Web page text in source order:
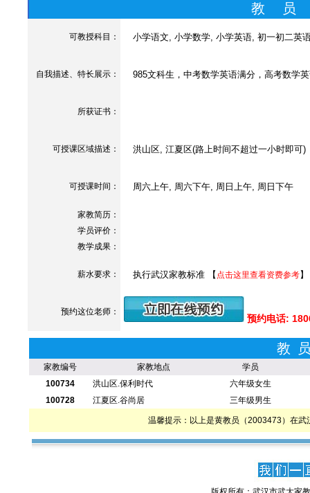
教 员
可教授科目： 小学语文, 小学数学, 小学英语, 初一初二英
自我描述、特长展示 ： 985文科生，中考数学英语满分，高考数学
所获证书 ：
可授课区域描述： 洪山区, 江夏区(路上时间不超过一小时即可)
可授课时间： 周六上午, 周六下午, 周日上午, 周日下午
家教简历：
学员评价：
教学成果：
薪水要求： 执行武汉家教标准 【 点击这里查看资费参考】
预约这位老师：
预约电话:
教
家教编号 家教地点
学员
100734
洪山区.保利时代
六年级女生
100728
江夏区.谷尚居 三年级男生
温馨提示：以上是黄教员（2003473）在